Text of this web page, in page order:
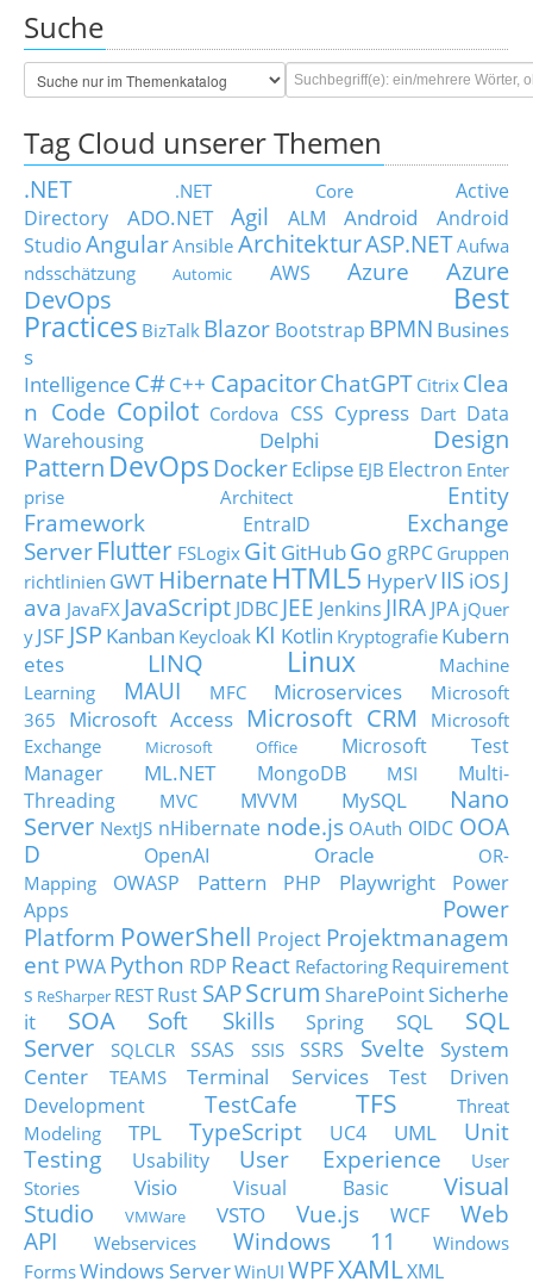
Suche
Tag Cloud unserer Themen
.NET .NET Core
Active
Directory
ADO.NET Agil ALM Android
Android
StudioAngularAnsible ArchitekturASP.NETAufwa
ndsschätzung
Automic AWS Azure
Azure
DevOps
Best
Practices BizTalk Blazor Bootstrap BPMN Busines
s
Intelligence C#C++ CapacitorChatGPT Citrix Clea
n Code Copilot Cordova CSS Cypress Dart Data
Warehousing
Delphi
Design
Pattern DevOps DockerEclipse EJB Electron Enter
prise Architect
Entity
Framework
EntraID
Exchange
Server Flutter FSLogix Git GitHubGo gRPC Gruppen
richtlinien GWT HibernateHTML5 HyperVIIS iOSJ
ava JavaFX JavaScript JDBC JEE Jenkins JIRA JPA jQuer
y JSF JSP Kanban Keycloak KI Kotlin Kryptografie Kubern
etes
LINQ Linux
Machine
Learning
MAUI MFC Microservices
Microsoft
365
Microsoft Access Microsoft CRM
Microsoft
Exchange
Microsoft Office
Microsoft Test
Manager
ML.NET MongoDB MSI
Multi-
Threading
MVC MVVM MySQL
Nano
Server NextJS nHibernate node.js OAuth OIDC OOA
D
OpenAI Oracle
OR-
Mapping
OWASP Pattern PHP Playwright
Power
Apps
Power
Platform PowerShell Project Projektmanagem
ent PWA Python RDP React Refactoring Requirement
s ReSharper RESTRust SAPScrum SharePointSicherhe
it
SOA Soft Skills Spring SQL
SQL
Server
SQLCLR SSAS SSIS SSRS Svelte
System
Center
TEAMS Terminal Services
Test Driven
Development
TestCafe TFS
Threat
Modeling
TPL TypeScript UC4 UML
Unit
Testing
Usability User Experience
User
Stories
Visio Visual Basic
Visual
Studio
VMWare VSTO Vue.js WCF
Web
API
Webservices Windows 11
Windows
FormsWindows ServerWinUI WPFXAMLXML